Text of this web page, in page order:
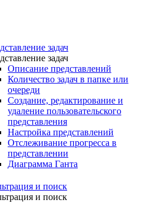
задач
задач
Описание представлений
Количество задач в папке или
очереди
Создание, редактирование и
удаление пользовательского
представления
Настройка представлений
Отслеживание прогресса в
представлении
Диаграмма Ганта
и поиск
и поиск